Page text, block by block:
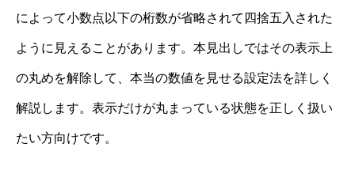
によって小数点以下の桁数が省略されて四捨五入された
ように見えることがあります。本見出しではその表示上
の丸めを解除して、本当の数値を見せる設定法を詳しく
解説します。表示だけが丸まっている状態を正しく扱い
たい方向けです。